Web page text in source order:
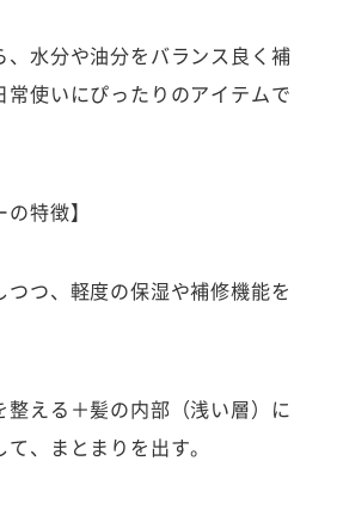
、水分や油分をバランス良く補
常使いにぴったりのアイテムで
特徴】
つつ、軽度の保湿や補修機能を
整える＋髪の内部（浅い層）に
、まとまりを出す。